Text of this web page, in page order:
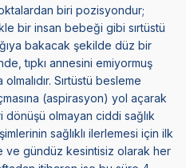
biri pozisyondur;
bir insan bebeği gibi sırtüstü
bakacak şekilde düz bir
tıpkı annesini emiyormuş
Sırtüstü besleme
(aspirasyon) yol açarak
olmayan ciddi sağlık
sağlıklı ilerlemesi için ilk
gündüz kesintisiz olarak her